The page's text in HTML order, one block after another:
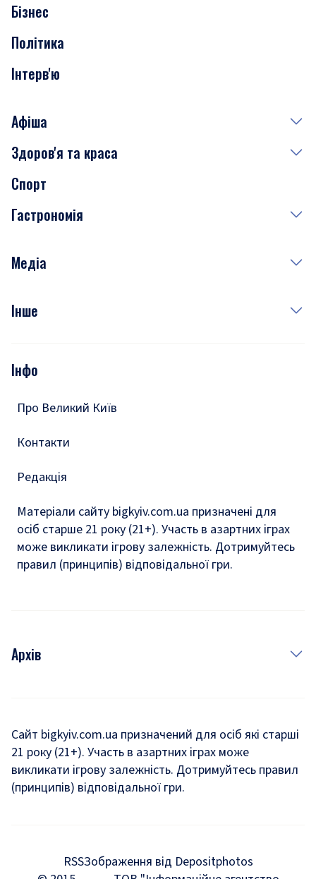
Транспорт
Бізнес
Політика
Інтерв'ю
Афіша
Сьогодні
Завтра
Субота
Здоров'я та краса
Медицина
Краса
Спорт
Гастрономія
Рецепти
Медіа
Фото
Подкасти
Інше
Тести
Інфо
Про Великий Київ
Контакти
Редакція
Матеріали сайту bigkyiv.com.ua призначені для
осіб старше 21 року (21+). Участь в азартних іграх
може викликати ігрову залежність. Дотримуйтесь
правил (принципів) відповідальної гри.
Архів
Комуналка
Хроніки війни
Мегаполіс
Сайт bigkyiv.com.ua призначений для осіб які старші
21 року (21+). Участь в азартних іграх може
викликати ігрову залежність. Дотримуйтесь правил
(принципів) відповідальної гри.
RSSЗображення від Depositphotos